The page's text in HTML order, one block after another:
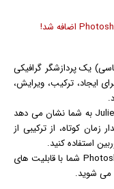
گرافیکی
ایجاد، ترکیب، ویرایش،
در این دوره آموزش فتوشاپ، مدرس Julieanne Kost به شما نشان می دهد
زمان کوتاه، از ترکیبی از
در دوره های آموزشی Photoshop CS6 Tutorial Series شما با قابلیت های
می شوید.